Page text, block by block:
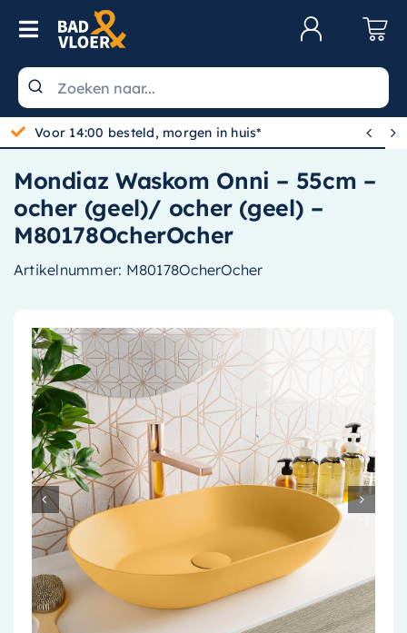
Skip to content
Toggle Navigation
Wastafels
Toiletten
Spiegels
Kranen
Douche
Baden
Radiatoren
Accessoires
Installatiemateriaal
Klimaatbeheersing
PVC
Tegels
Gratis bezorgd vanaf 100,-
 
Mondiaz Waskom Onni – 55cm –
ocher (geel)/ ocher (geel) –
M80178OcherOcher
Artikelnummer: M80178OcherOcher